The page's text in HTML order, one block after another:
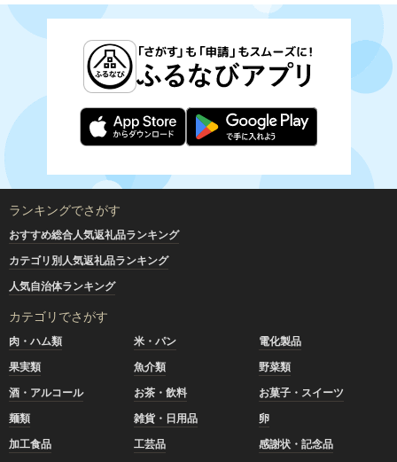
ランキングでさがす
おすすめ総合人気返礼品ランキング
カテゴリ別人気返礼品ランキング
人気自治体ランキング
カテゴリでさがす
肉・ハム類 米・パン
電化製品
果実類
魚介類
野菜類
酒・アルコール
お茶・飲料
お菓子・スイーツ
麺類
雑貨・日用品
卵
加工食品
工芸品
感謝状・記念品